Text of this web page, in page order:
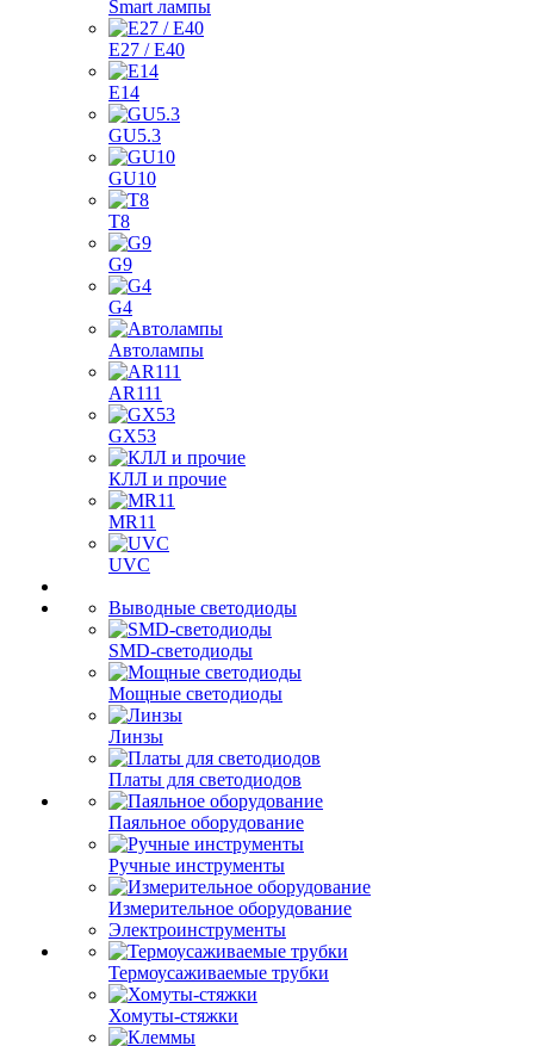
Smart лампы
E27 / E40
E14
GU5.3
GU10
T8
G9
G4
Автолампы
AR111
GX53
КЛЛ и прочие
MR11
UVC
Выводные светодиоды
SMD-светодиоды
Мощные светодиоды
Линзы
Платы для светодиодов
Паяльное оборудование
Ручные инструменты
Измерительное оборудование
Электроинструменты
Термоусаживаемые трубки
Хомуты-стяжки